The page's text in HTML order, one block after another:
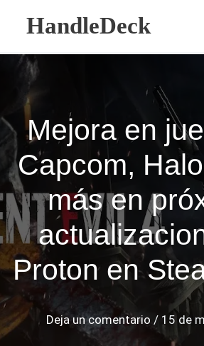
contenido
HandleDeck
Mejora en
Capcom,
más en
Proton en
Deja un comentario / 15 de